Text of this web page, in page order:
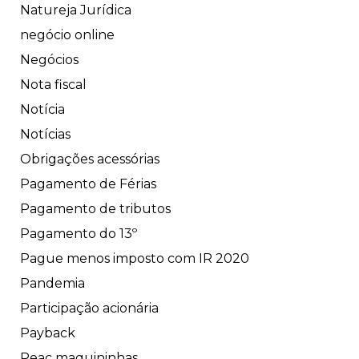
Natureja Jurídica
negócio online
Negócios
Nota fiscal
Notícia
Notícias
Obrigações acessórias
Pagamento de Férias
Pagamento de tributos
Pagamento do 13º
Pague menos imposto com IR 2020
Pandemia
Participação acionária
Payback